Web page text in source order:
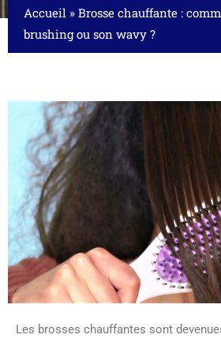
Accueil » Brosse chauffante :
brushing ou son wavy ?
Les brosses chauffantes sont